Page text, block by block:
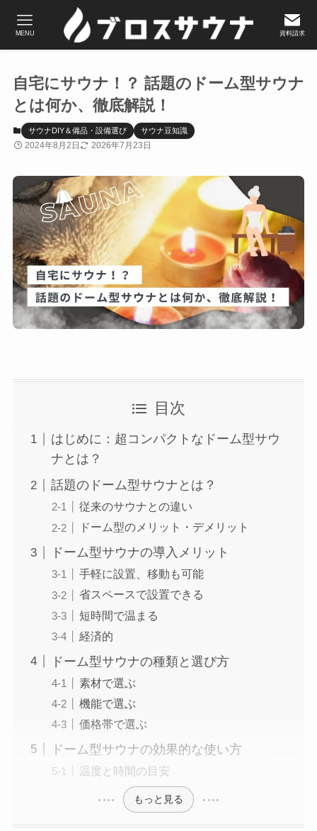
資料請求
MENU
自宅にサウナ！？ 話題のドーム型サウナ
とは何か、徹底解説！
サウナDIY＆備品・設備選び サウナ豆知識
2024年8月2日 2026年7月23日
目次
はじめに：超コンパクトなドーム型サウ
ナとは？
話題のドーム型サウナとは？
従来のサウナとの違い
ドーム型のメリット・デメリット
ドーム型サウナの導入メリット
手軽に設置、移動も可能
省スペースで設置できる
短時間で温まる
経済的
ドーム型サウナの種類と選び方
素材で選ぶ
機能で選ぶ
価格帯で選ぶ
ドーム型サウナの効果的な使い方
温度と時間の目安
もっと見る